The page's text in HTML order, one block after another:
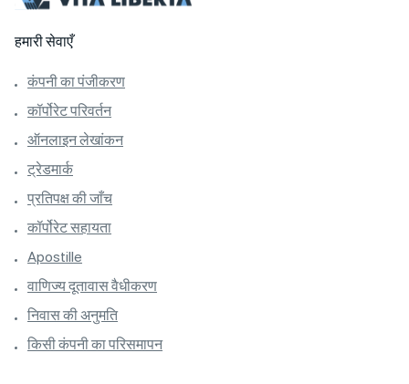
हमारी सेवाएँ
कंपनी का पंजीकरण
कॉर्पोरेट परिवर्तन
ऑनलाइन लेखांकन
ट्रेडमार्क
प्रतिपक्ष की जाँच
कॉर्पोरेट सहायता
Apostille
वाणिज्य दूतावास वैधीकरण
निवास की अनुमति
किसी कंपनी का परिसमापन